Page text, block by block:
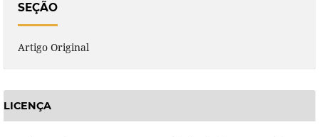
SEÇÃO
Artigo Original
LICENÇA